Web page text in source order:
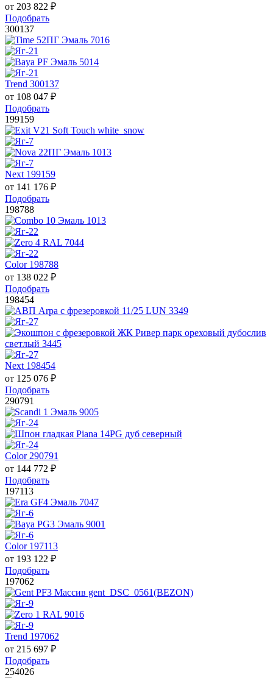
от 203 822 ₽
Подобрать
300137
Trend 300137
от 108 047 ₽
Подобрать
199159
Next 199159
от 141 176 ₽
Подобрать
198788
Color 198788
от 138 022 ₽
Подобрать
198454
Next 198454
от 125 076 ₽
Подобрать
290791
Color 290791
от 144 772 ₽
Подобрать
197113
Color 197113
от 193 122 ₽
Подобрать
197062
Trend 197062
от 215 697 ₽
Подобрать
254026